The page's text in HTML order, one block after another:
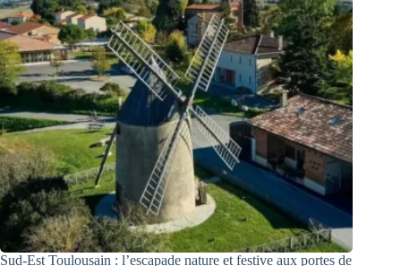
Sud-Est Toulousain : l’escapade nature et festive aux portes de